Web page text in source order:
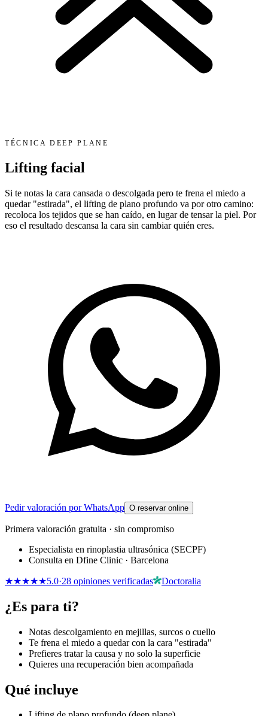
TÉCNICA DEEP PLANE
Lifting facial
Si te notas la cara cansada o descolgada pero te frena el miedo a
quedar "estirada", el lifting de plano profundo va por otro camino:
recoloca los tejidos que se han caído, en lugar de tensar la piel. Por
eso el resultado descansa la cara sin cambiar quién eres.
Pedir valoración por WhatsApp O reservar online
Primera valoración gratuita · sin compromiso
Especialista en rinoplastia ultrasónica (SECPF)
Consulta en Dfine Clinic · Barcelona
★★★★★5.0·28 opiniones verificadas Doctoralia
¿Es para ti?
Notas descolgamiento en mejillas, surcos o cuello
Te frena el miedo a quedar con la cara "estirada"
Prefieres tratar la causa y no solo la superficie
Quieres una recuperación bien acompañada
Qué incluye